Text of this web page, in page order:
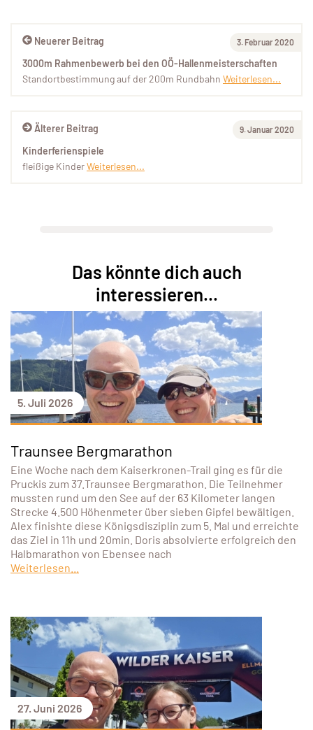
Älterer Beitrag 9. Januar 2020
Kinderferienspiele
fleißige KinderWeiterlesen...
Neuerer Beitrag 3. Februar 2020
3000m Rahmenbewerb bei den OÖ-Hallenmeisterschaften
Standortbestimmung auf der 200m Rundbahn Weiterlesen...
Das könnte dich auch
interessieren...
5. Juli 2026
Traunsee Bergmarathon
Eine Woche nach dem Kaiserkronen-Trail ging es für die
Pruckis zum 37.Traunsee Bergmarathon. Die Teilnehmer
mussten rund um den See auf der 63 Kilometer langen
Strecke 4.500 Höhenmeter über sieben Gipfel bewältigen.
Alex finishte diese Königsdisziplin zum 5. Mal und erreichte
das Ziel in 11h und 20min. Doris absolvierte erfolgreich den
Halbmarathon von Ebensee nach
Weiterlesen...
27. Juni 2026